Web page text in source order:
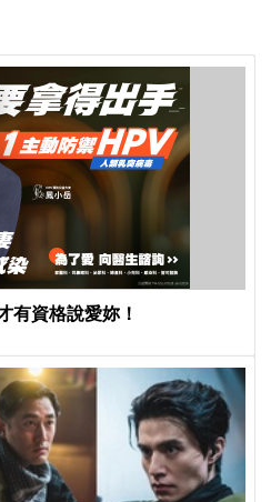
有資格說愛妳！